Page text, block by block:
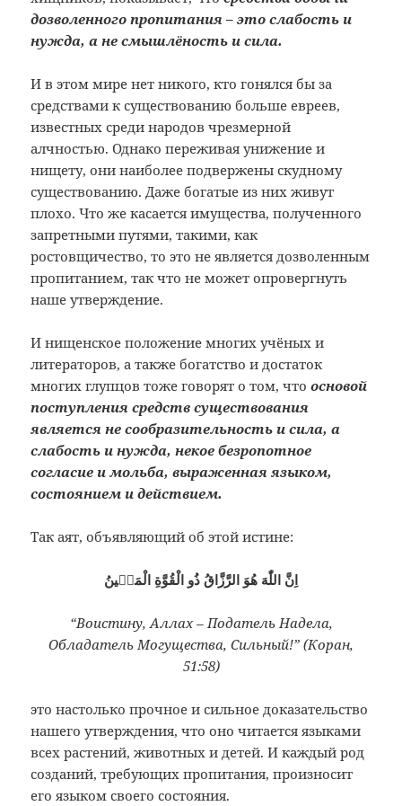
дозволенного пропитания – это слабость и
нужда, а не смышлёность и сила.
И в этом мире нет никого, кто гонялся бы за
средствами к существованию больше евреев,
известных среди народов чрезмерной
алчностью. Однако переживая унижение и
нищету, они наиболее подвержены скудному
существованию. Даже богатые из них живут
плохо. Что же касается имущества, полученного
запретными путями, такими, как
ростовщичество, то это не является дозволенным
пропитанием, так что не может опровергнуть
наше утверждение.
И нищенское положение многих учёных и
литераторов, а также богатство и достаток
многих глупцов тоже говорят о том, чтоосновой
поступления средств существования
является не сообразительность и сила, а
слабость и нужда, некое безропотное
согласие и мольба, выраженная языком,
состоянием и действием.
Так аят, объявляющий об этой истине:
اِنَّ اللّٰهَ هُوَ الرَّزَّاقُ ذُو الْقُوَّةِ الْمَتٖينُ
“Воистину, Аллах – Податель Надела,
Обладатель Могущества, Сильный!” (Коран,
51:58)
это настолько прочное и сильное доказательство
нашего утверждения, что оно читается языками
всех растений, животных и детей. И каждый род
созданий, требующих пропитания, произносит
его языком своего состояния.